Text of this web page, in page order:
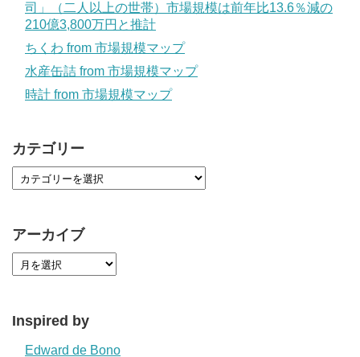
司」（二人以上の世帯）市場規模は前年比13.6％減の
210億3,800万円と推計
ちくわ from 市場規模マップ
水産缶詰 from 市場規模マップ
時計 from 市場規模マップ
カテゴリー
アーカイブ
Inspired by
Edward de Bono